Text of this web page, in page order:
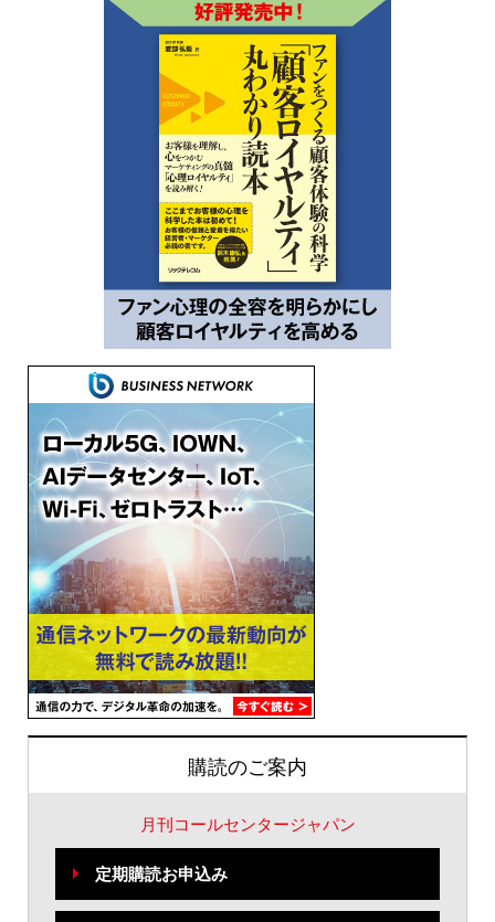
購読のご案内
月刊コールセンタージャパン
定期購読お申込み